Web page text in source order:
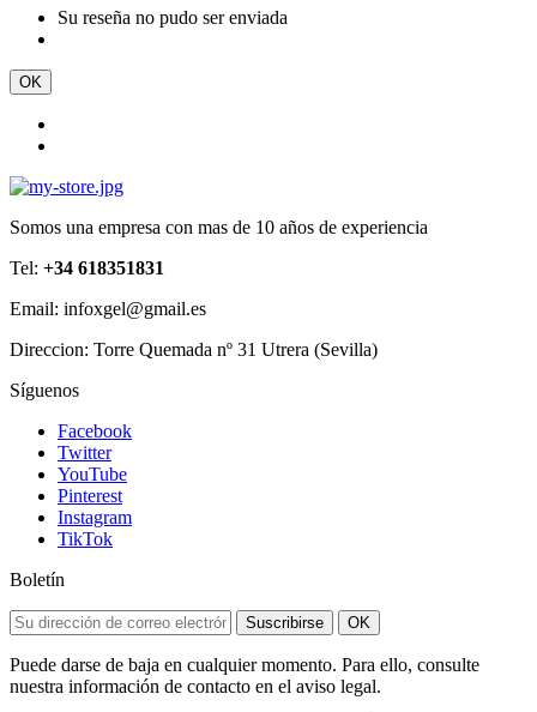
Su reseña no pudo ser enviada
OK
Somos una empresa con mas de 10 años de experiencia
Tel: +34 618351831
Email: infoxgel@gmail.es
Direccion: Torre Quemada nº 31 Utrera (Sevilla)
Síguenos
Facebook
Twitter
YouTube
Pinterest
Instagram
TikTok
Boletín
Suscribirse OK
Puede darse de baja en cualquier momento. Para ello, consulte
nuestra información de contacto en el aviso legal.